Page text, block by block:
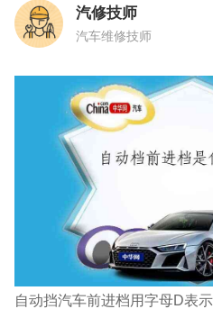
汽修技师
汽车维修技师
自动挡汽车前进档用字母D表